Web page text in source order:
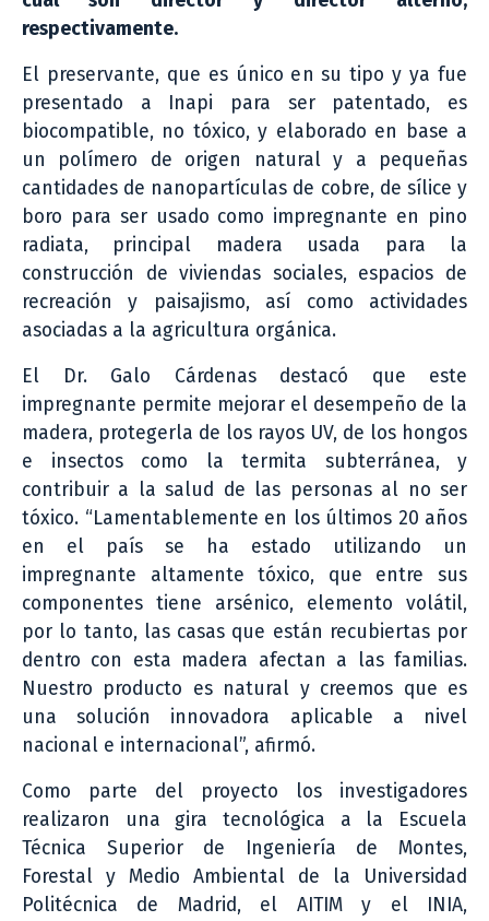
respectivamente.
El preservante, que es único en su tipo y ya fue
presentado a Inapi para ser patentado, es
biocompatible, no tóxico, y elaborado en base a
un polímero de origen natural y a pequeñas
cantidades de nanopartículas de cobre, de sílice y
boro para ser usado como impregnante en pino
radiata, principal madera usada para la
construcción de viviendas sociales, espacios de
recreación y paisajismo, así como actividades
asociadas a la agricultura orgánica.
El Dr. Galo Cárdenas destacó que este
impregnante permite mejorar el desempeño de la
madera, protegerla de los rayos UV, de los hongos
e insectos como la termita subterránea, y
contribuir a la salud de las personas al no ser
tóxico. “Lamentablemente en los últimos 20 años
en el país se ha estado utilizando un
impregnante altamente tóxico, que entre sus
componentes tiene arsénico, elemento volátil,
por lo tanto, las casas que están recubiertas por
dentro con esta madera afectan a las familias.
Nuestro producto es natural y creemos que es
una solución innovadora aplicable a nivel
nacional e internacional”, afirmó.
Como parte del proyecto los investigadores
realizaron una gira tecnológica a la Escuela
Técnica Superior de Ingeniería de Montes,
Forestal y Medio Ambiental de la Universidad
Politécnica de Madrid, el AITIM y el INIA,